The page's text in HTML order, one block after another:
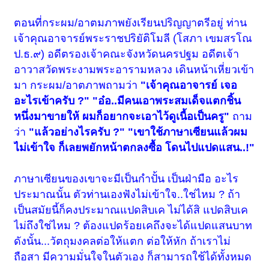
ตอนที่กระผม/อาตมภาพยังเรียนปริญญาตรีอยู่ ท่าน
เจ้าคุณอาจารย์พระราชปริยัติโมลี (โสภา เขมสรโณ
ป.ธ.๙) อดีตรองเจ้าคณะจังหวัดนครปฐม อดีตเจ้า
อาวาสวัดพระงามพระอารามหลวง เดินหน้าเหี่ยวเข้า
มา กระผม/อาตภาพถามว่า "เจ้าคุณอาจารย์ เจอ
อะไรเข้าครับ ?" "อ๋อ..มีคนเอาพระสมเด็จแตกชิ้น
หนึ่งมาขายให้ ผมก็อยากจะเอาไว้ดูเนื้อเป็นครู" ถาม
ว่า "แล้วอย่างไรครับ ?" "เขาใช้ภาษาเซียนแล้วผม
ไม่เข้าใจ ก็เลยพยักหน้าตกลงซื้อ โดนไปแปดแสน..!"
ภาษาเซียนของเขาจะมีเป็นกำปั้น เป็นฝ่ามือ อะไร
ประมาณนั้น ตัวท่านเองฟังไม่เข้าใจ..ใช่ไหม ? ถ้า
เป็นสมัยนี้ก็คงประมาณแปดสิบเค ไม่ได้สิ แปดสิบเค
ไม่ถึงใช่ไหม ? ต้องแปดร้อยเคถึงจะได้แปดแสนบาท
ดังนั้น...วัตถุมงคลต่อให้แตก ต่อให้หัก ถ้าเราไม่
ถือสา มีความมั่นใจในตัวเอง ก็สามารถใช้ได้ทั้งหมด